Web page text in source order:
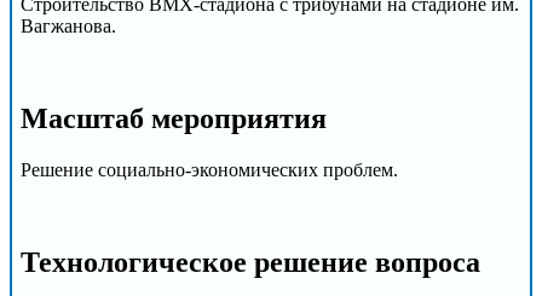
Строительство BMX-стадиона с трибунами на стадионе им.
Вагжанова.
Масштаб мероприятия
Решение социально-экономических проблем.
Технологическое решение вопроса